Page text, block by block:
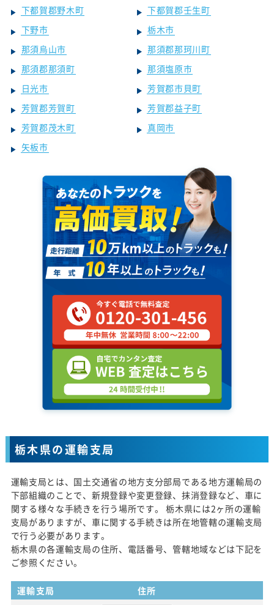
下都賀郡野木町
下都賀郡壬生町
下野市
栃木市
那須烏山市
那須郡那珂川町
那須郡那須町
那須塩原市
日光市
芳賀郡市貝町
芳賀郡芳賀町
芳賀郡益子町
芳賀郡茂木町
真岡市
矢板市
栃木県の運輸支局
運輸支局とは、国土交通省の地方支分部局である地方運輸局の
下部組織のことで、新規登録や変更登録、抹消登録など、車に
関する様々な手続きを行う場所です。 栃木県には2ヶ所の運輸
支局がありますが、車に関する手続きは所在地管轄の運輸支局
で行う必要があります。
栃木県の各運輸支局の住所、電話番号、管轄地域などは下記を
ご参照ください。
運輸支局 住所